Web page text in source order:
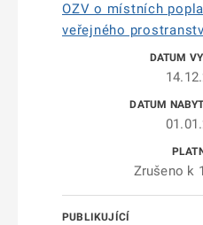
OZV o místních
veřejného
Zrušeno k